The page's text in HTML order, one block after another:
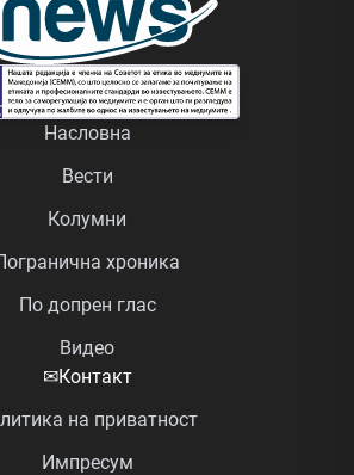
Насловна
Вести
Колумни
хроника
По допрен глас
Видео
✉Контакт
на приватност
Импресум